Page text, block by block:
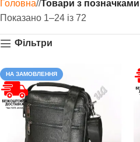
Головна/ Товари з
Показано 1–24 із 72
Фільтри
НА ЗАМОВЛЕННЯ